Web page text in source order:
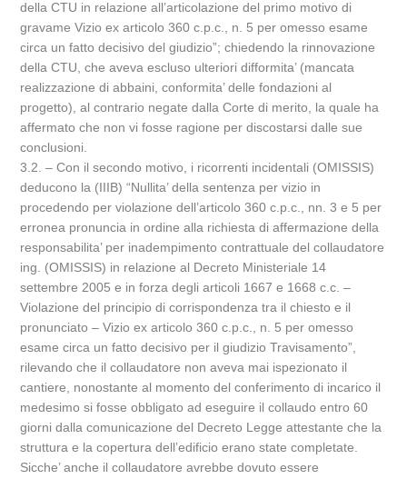
della CTU in relazione all’articolazione del primo motivo di
gravame Vizio ex articolo 360 c.p.c., n. 5 per omesso esame
circa un fatto decisivo del giudizio”; chiedendo la rinnovazione
della CTU, che aveva escluso ulteriori difformita’ (mancata
realizzazione di abbaini, conformita’ delle fondazioni al
progetto), al contrario negate dalla Corte di merito, la quale ha
affermato che non vi fosse ragione per discostarsi dalle sue
conclusioni.
3.2. – Con il secondo motivo, i ricorrenti incidentali (OMISSIS)
deducono la (IIIB) “Nullita’ della sentenza per vizio in
procedendo per violazione dell’articolo 360 c.p.c., nn. 3 e 5 per
erronea pronuncia in ordine alla richiesta di affermazione della
responsabilita’ per inadempimento contrattuale del collaudatore
ing. (OMISSIS) in relazione al Decreto Ministeriale 14
settembre 2005 e in forza degli articoli 1667 e 1668 c.c. –
Violazione del principio di corrispondenza tra il chiesto e il
pronunciato – Vizio ex articolo 360 c.p.c., n. 5 per omesso
esame circa un fatto decisivo per il giudizio Travisamento”,
rilevando che il collaudatore non aveva mai ispezionato il
cantiere, nonostante al momento del conferimento di incarico il
medesimo si fosse obbligato ad eseguire il collaudo entro 60
giorni dalla comunicazione del Decreto Legge attestante che la
struttura e la copertura dell’edificio erano state completate.
Sicche’ anche il collaudatore avrebbe dovuto essere